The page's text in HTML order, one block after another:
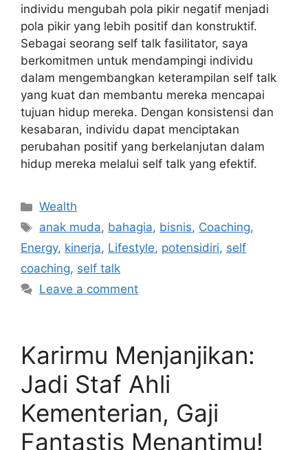
individu mengubah pola pikir negatif menjadi
pola pikir yang lebih positif dan konstruktif.
Sebagai seorang self talk fasilitator, saya
berkomitmen untuk mendampingi individu
dalam mengembangkan keterampilan self talk
yang kuat dan membantu mereka mencapai
tujuan hidup mereka. Dengan konsistensi dan
kesabaran, individu dapat menciptakan
perubahan positif yang berkelanjutan dalam
hidup mereka melalui self talk yang efektif.
Categories
Wealth
Tags
anak muda, bahagia, bisnis, Coaching,
Energy, kinerja, Lifestyle, potensidiri, self
coaching, self talk
Leave a comment
Karirmu Menjanjikan:
Jadi Staf Ahli
Kementerian, Gaji
Fantastis Menantimu!